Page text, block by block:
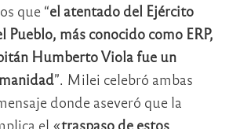
que “el atentado del Ejército
Pueblo, más conocido como ERP,
Humberto Viola fue un
”. Milei celebró ambas
donde aseveró que la
el «traspaso de estos